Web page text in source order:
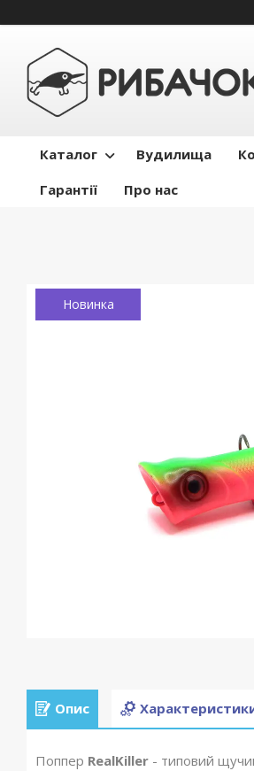
Каталог Вудилища
Гарантії
Про нас
Новинка
Опис
Поппер RealKiller - типовий